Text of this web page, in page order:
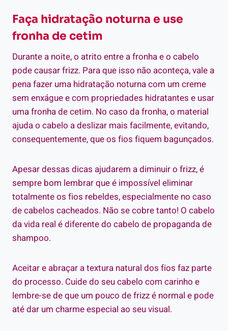
Faça hidratação noturna e use
fronha de cetim
Durante a noite, o atrito entre a fronha e o cabelo
pode causar frizz. Para que isso não aconteça, vale a
pena fazer uma hidratação noturna com um creme
sem enxágue e com propriedades hidratantes e usar
uma fronha de cetim. No caso da fronha, o material
ajuda o cabelo a deslizar mais facilmente, evitando,
consequentemente, que os fios fiquem bagunçados.
Apesar dessas dicas ajudarem a diminuir o frizz, é
sempre bom lembrar que é impossível eliminar
totalmente os fios rebeldes, especialmente no caso
de cabelos cacheados. Não se cobre tanto! O cabelo
da vida real é diferente do cabelo de propaganda de
shampoo.
Aceitar e abraçar a textura natural dos fios faz parte
do processo. Cuide do seu cabelo com carinho e
lembre-se de que um pouco de frizz é normal e pode
até dar um charme especial ao seu visual.